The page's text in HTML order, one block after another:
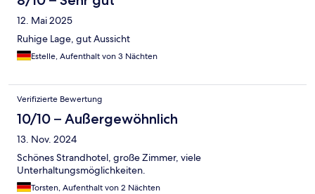
12. Mai 2025
Ruhige Lage, gut Aussicht
Estelle, Aufenthalt von 3 Nächten
Verifizierte Bewertung
10/10 – Außergewöhnlich
13. Nov. 2024
Schönes Strandhotel, große Zimmer, viele
Unterhaltungsmöglichkeiten.
Torsten, Aufenthalt von 2 Nächten